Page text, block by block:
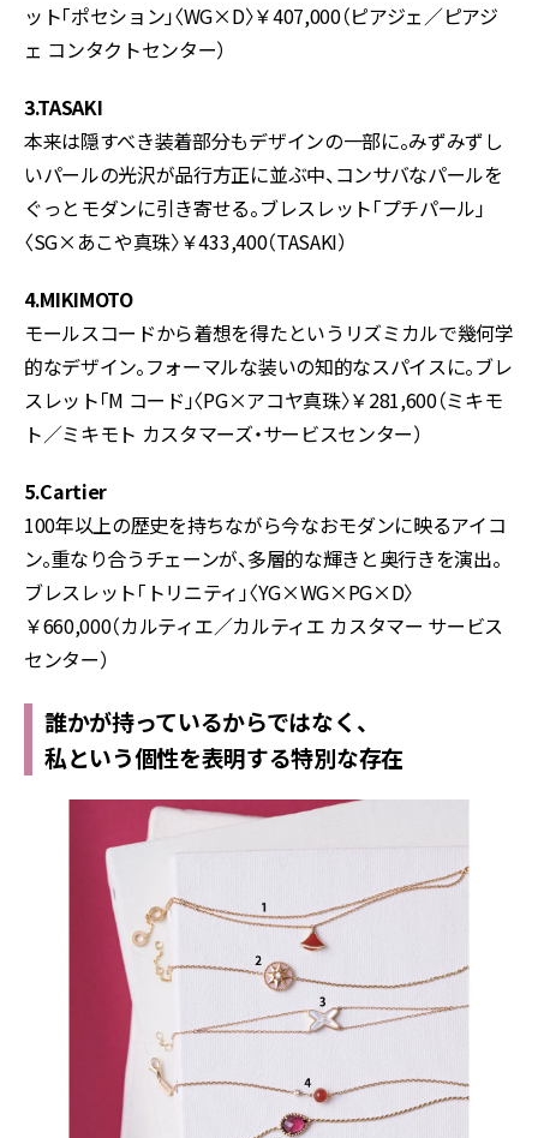
ット「ポセション」〈WG×D〉￥407,000（ピアジェ／ピアジ
ェ コンタクトセンター）
3.TASAKI
本来は隠すべき装着部分もデザインの一部に。みずみずし
いパールの光沢が品行方正に並ぶ中、コンサバなパールを
ぐっとモダンに引き寄せる。ブレスレット「プチパール」
〈SG×あこや真珠〉￥433,400（TASAKI）
4.MIKIMOTO
モールスコードから着想を得たというリズミカルで幾何学
的なデザイン。フォーマルな装いの知的なスパイスに。ブレ
スレット「M コード」〈PG×アコヤ真珠〉￥281,600（ミキモ
ト／ミキモト カスタマーズ・サービスセンター）
5.Cartier
100年以上の歴史を持ちながら今なおモダンに映るアイコ
ン。重なり合うチェーンが、多層的な輝きと奥行きを演出。
ブレスレット「トリニティ」〈YG×WG×PG×D〉
￥660,000（カルティエ／カルティエ カスタマー サービス
センター）
誰かが持っているからではなく、
私という個性を表明する特別な存在